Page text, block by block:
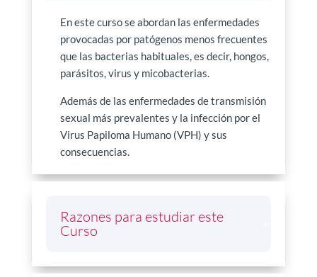
En este curso se abordan las enfermedades
provocadas por patógenos menos frecuentes
que las bacterias habituales, es decir, hongos,
parásitos, virus y micobacterias.
Además de las enfermedades de transmisión
sexual más prevalentes y la infección por el
Virus Papiloma Humano (VPH) y sus
consecuencias.
Razones para estudiar este
Curso